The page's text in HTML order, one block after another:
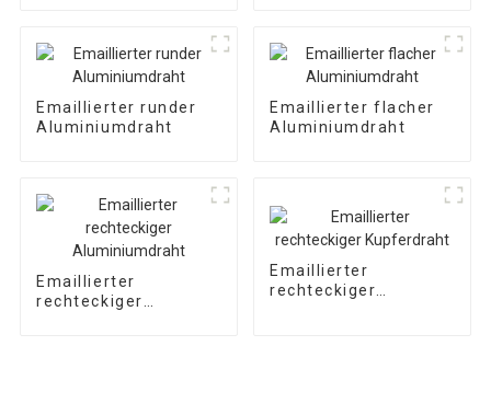
Emaillierter runder
Aluminiumdraht
Emaillierter flacher
Aluminiumdraht
Emaillierter
rechteckiger
Emaillierter
rechteckiger